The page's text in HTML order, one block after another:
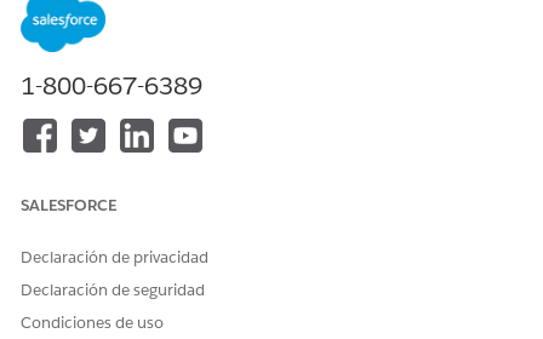
¡Háganos saber cómo podemos mejorar!
1-800-667-6389
SALESFORCE
Declaración de privacidad
Declaración de seguridad
Condiciones de uso